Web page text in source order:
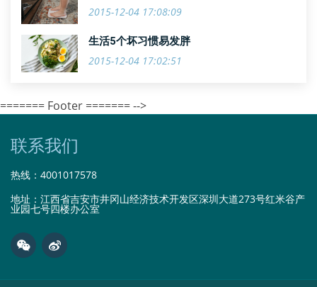
2015-12-04 17:08:09
生活5个坏习惯易发胖
2015-12-04 17:02:51
======= Footer ======= -->
联系我们
热线： 4001017578
地址：江西省吉安市井冈山经济技术开发区深圳大道273号红米谷产
业园七号四楼办公室